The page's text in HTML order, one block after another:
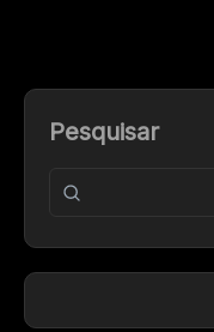
Pesquisar